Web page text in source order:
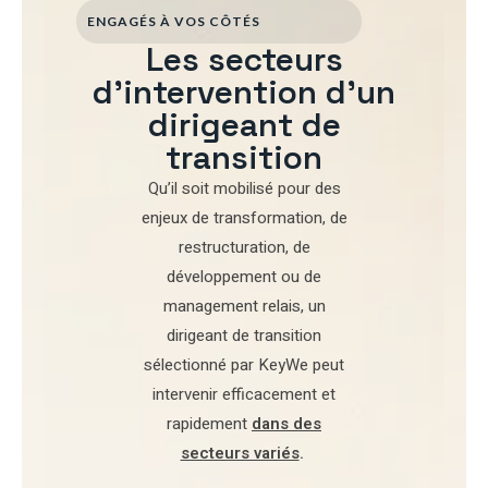
ENGAGÉS À VOS CÔTÉS
Les secteurs
d'intervention d'un
dirigeant de
transition
Qu’il soit mobilisé pourdes
enjeux de transformation, de
restructuration, de
développementou de
management relais, un
dirigeant de transition
sélectionné par KeyWe peut
intervenir efficacement et
rapidement dans des
secteurs variés.